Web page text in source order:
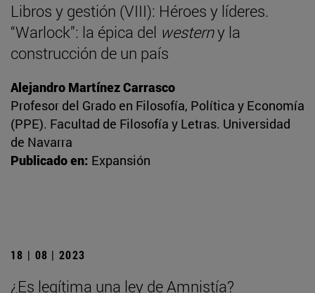
Libros y gestión (VIII): Héroes y líderes.
“Warlock”: la épica del westerny la
construcción de un país
Alejandro Martínez Carrasco
Profesor del Grado en Filosofía, Política y Economía
(PPE). Facultad de Filosofía y Letras. Universidad
de Navarra
Publicado en: Expansión
18 | 08 | 2023
¿Es legítima una ley de Amnistía?